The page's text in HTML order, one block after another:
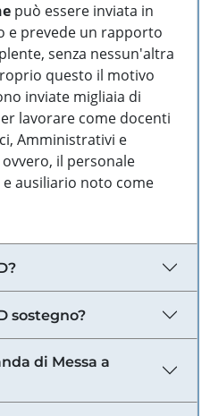
può essere inviata in
e prevede un rapporto
senza nessun'altra
questo il motivo
inviate migliaia di
lavorare come docenti
Amministrativi e
il personale
ausiliario noto come
sostegno?
di Messa a